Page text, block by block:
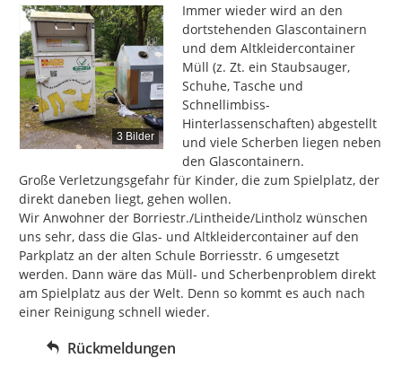
3 Bilder
Immer wieder wird an den
dortstehenden Glascontainern
und dem Altkleidercontainer
Müll (z. Zt. ein Staubsauger,
Schuhe, Tasche und
Schnellimbiss-
Hinterlassenschaften) abgestellt
und viele Scherben liegen neben
den Glascontainern.
Große Verletzungsgefahr für Kinder, die zum Spielplatz, der
direkt daneben liegt, gehen wollen.
Wir Anwohner der Borriestr./Lintheide/Lintholz wünschen
uns sehr, dass die Glas- und Altkleidercontainer auf den
Parkplatz an der alten Schule Borriesstr. 6 umgesetzt
werden. Dann wäre das Müll- und Scherbenproblem direkt
am Spielplatz aus der Welt. Denn so kommt es auch nach
einer Reinigung schnell wieder.
Rückmeldungen